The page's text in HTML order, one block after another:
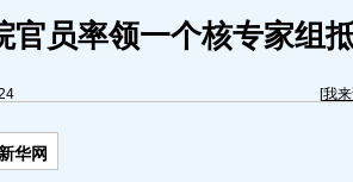
官员率领一个核专家组
[我
华网